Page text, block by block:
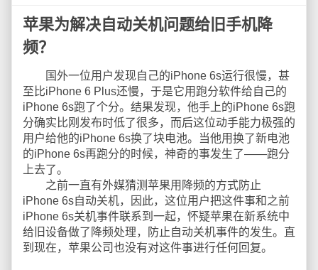
苹果为解决自动关机问题给旧手机降
频？
国外一位用户发现自己的iPhone 6s运行很慢，甚
至比iPhone 6 Plus还慢，于是它用跑分软件给自己的
iPhone 6s跑了个分。结果发现，他手上的iPhone 6s跑
分确实比刚发布时低了很多，而后这位动手能力极强的
用户给他的iPhone 6s换了块电池。当他用换了新电池
的iPhone 6s再跑分的时候，神奇的事发生了——跑分
上去了。
之前一直有外媒猜测苹果用降频的方式防止
iPhone 6s自动关机，因此，这位用户把这件事和之前
iPhone 6s关机事件联系到一起，怀疑苹果在新系统中
给旧设备做了降频处理，防止自动关机事件的发生。直
到现在，苹果公司也没有对这件事进行任何回复。